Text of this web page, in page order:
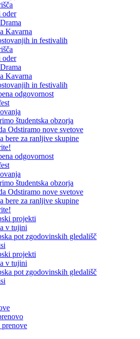
oder
Kavarna
in festivalih
oder
Kavarna
in festivalih
odgovornost
študentska obzorja
Odstiramo nove svetove
bere za ranljive skupine
odgovornost
študentska obzorja
Odstiramo nove svetove
bere za ranljive skupine
projekti
v tujini
pot zgodovinskih gledališč
projekti
v tujini
pot zgodovinskih gledališč